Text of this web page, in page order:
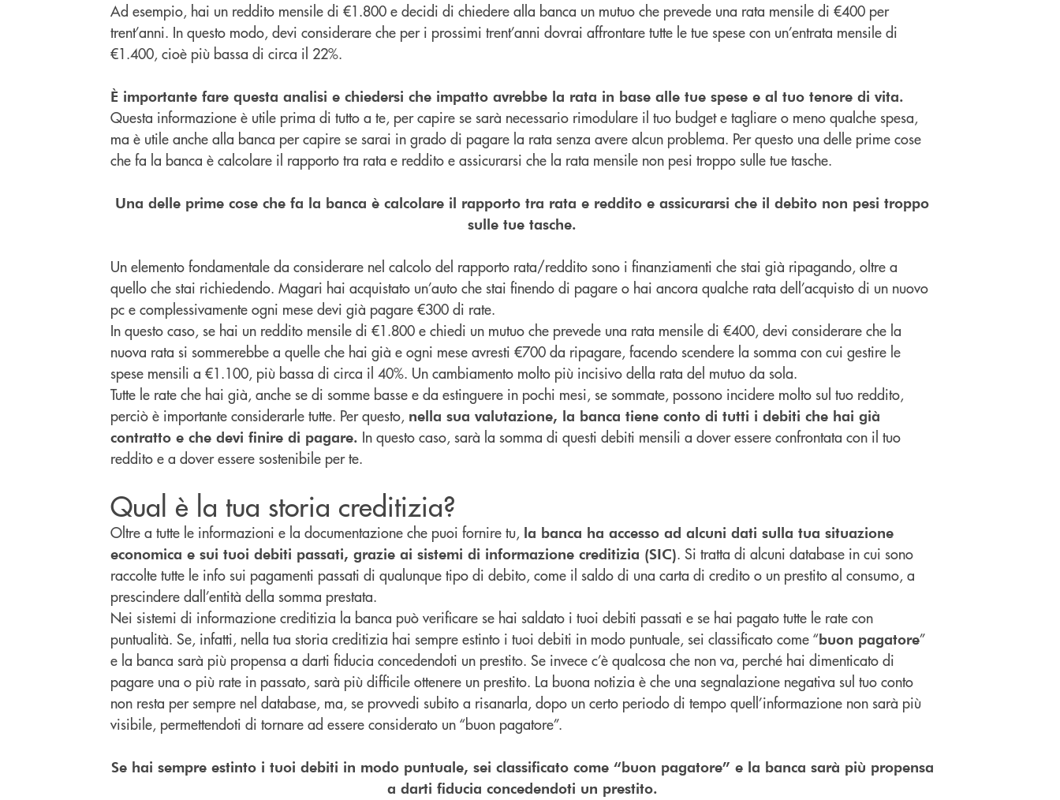
Ad esempio, hai un reddito mensile di €1.800 e decidi di chiedere alla banca un mutuo che prevede una rata mensile di €400 per
trent’anni. In questo modo, devi considerare che per i prossimi trent’anni dovrai affrontare tutte le tue spese con un’entrata mensile di
€1.400, cioè più bassa di circa il 22%.
È importante fare questa analisi e chiedersi che impatto avrebbe la rata in base alle tue spese e al tuo tenore di vita.
Questa informazione è utile prima di tutto a te, per capire se sarà necessario rimodulare il tuo budget e tagliare o meno qualche spesa,
ma è utile anche alla banca per capire se sarai in grado di pagare la rata senza avere alcun problema. Per questo una delle prime cose
che fa la banca è calcolare il rapporto tra rata e reddito e assicurarsi che la rata mensile non pesi troppo sulle tue tasche.
Una delle prime cose che fa la banca è calcolare il rapporto tra rata e reddito e assicurarsi che il debito non pesi troppo
sulle tue tasche.
Un elemento fondamentale da considerare nel calcolo del rapporto rata/reddito sono i finanziamenti che stai già ripagando, oltre a
quello che stai richiedendo. Magari hai acquistato un’auto che stai finendo di pagare o hai ancora qualche rata dell’acquisto di un nuovo
pc e complessivamente ogni mese devi già pagare €300 di rate.
In questo caso, se hai un reddito mensile di €1.800 e chiedi un mutuo che prevede una rata mensile di €400, devi considerare che la
nuova rata si sommerebbe a quelle che hai già e ogni mese avresti €700 da ripagare, facendo scendere la somma con cui gestire le
spese mensili a €1.100, più bassa di circa il 40%. Un cambiamento molto più incisivo della rata del mutuo da sola.
Tutte le rate che hai già, anche se di somme basse e da estinguere in pochi mesi, se sommate, possono incidere molto sul tuo reddito,
perciò è importante considerarle tutte. Per questo, nella sua valutazione, la banca tiene conto di tutti i debiti che hai già
contratto e che devi finire di pagare. In questo caso, sarà la somma di questi debiti mensili a dover essere confrontata con il tuo
reddito e a dover essere sostenibile per te.
Qual è la tua storia creditizia?
Oltre a tutte le informazioni e la documentazione che puoi fornire tu, la banca ha accesso ad alcuni dati sulla tua situazione
economica e sui tuoi debiti passati, grazie ai sistemi di informazione creditizia (SIC). Si tratta di alcuni database in cui sono
raccolte tutte le info sui pagamenti passati di qualunque tipo di debito, come il saldo di una carta di credito o un prestito al consumo, a
prescindere dall’entità della somma prestata.
Nei sistemi di informazione creditizia la banca può verificare se hai saldato i tuoi debiti passati e se hai pagato tutte le rate con
puntualità. Se, infatti, nella tua storia creditizia hai sempre estinto i tuoi debiti in modo puntuale, sei classificato come “buon pagatore”
e la banca sarà più propensa a darti fiducia concedendoti un prestito. Se invece c’è qualcosa che non va, perché hai dimenticato di
pagare una o più rate in passato, sarà più difficile ottenere un prestito. La buona notizia è che una segnalazione negativa sul tuo conto
non resta per sempre nel database, ma, se provvedi subito a risanarla, dopo un certo periodo di tempo quell’informazione non sarà più
visibile, permettendoti di tornare ad essere considerato un “buon pagatore”.
Se hai sempre estinto i tuoi debiti in modo puntuale, sei classificato come “buon pagatore” e la banca sarà più propensa
a darti fiducia concedendoti un prestito.